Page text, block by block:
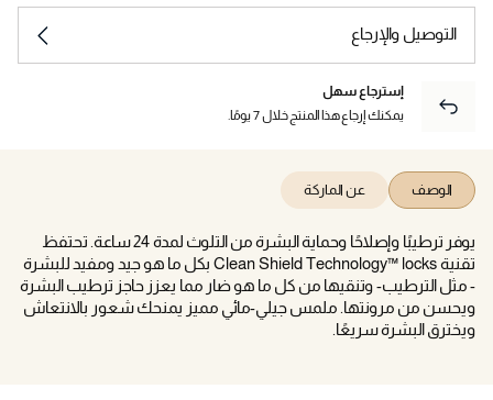
التوصيل والإرجاع
إسترجاع سهل
يمكنك إرجاع هذا المنتج خلال 7 يومًا.
الوصف عن الماركة
يوفر ترطيبًا وإصلاحًا وحماية البشرة من التلوث لمدة 24 ساعة. تحتفظ
تقنية Clean Shield Technology™ locks بكل ما هو جيد ومفيد للبشرة
- مثل الترطيب- وتنقيها من كل ما هو ضار مما يعزز حاجز ترطيب البشرة
ويحسن من مرونتها. ملمس جيلي-مائي مميز يمنحك شعور بالانتعاش
ويخترق البشرة سريعًا.